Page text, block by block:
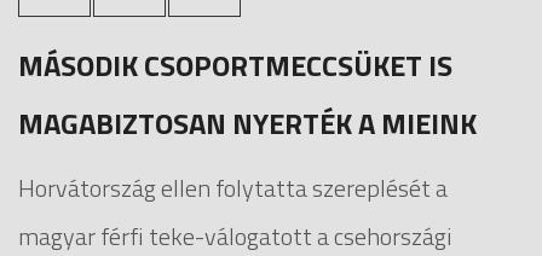
MÁSODIK CSOPORTMECCSÜKET IS
MAGABIZTOSAN NYERTÉK A MIEINK
Horvátország ellen folytatta szereplését a
magyar férfi teke-válogatott a csehországi